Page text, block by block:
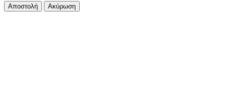
Αποστολή Ακύρωση